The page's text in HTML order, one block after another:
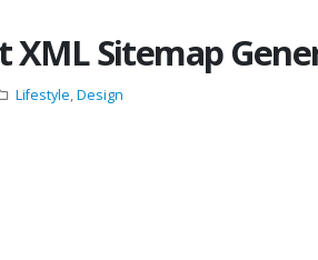
XML Sitemap
Lifestyle,Design